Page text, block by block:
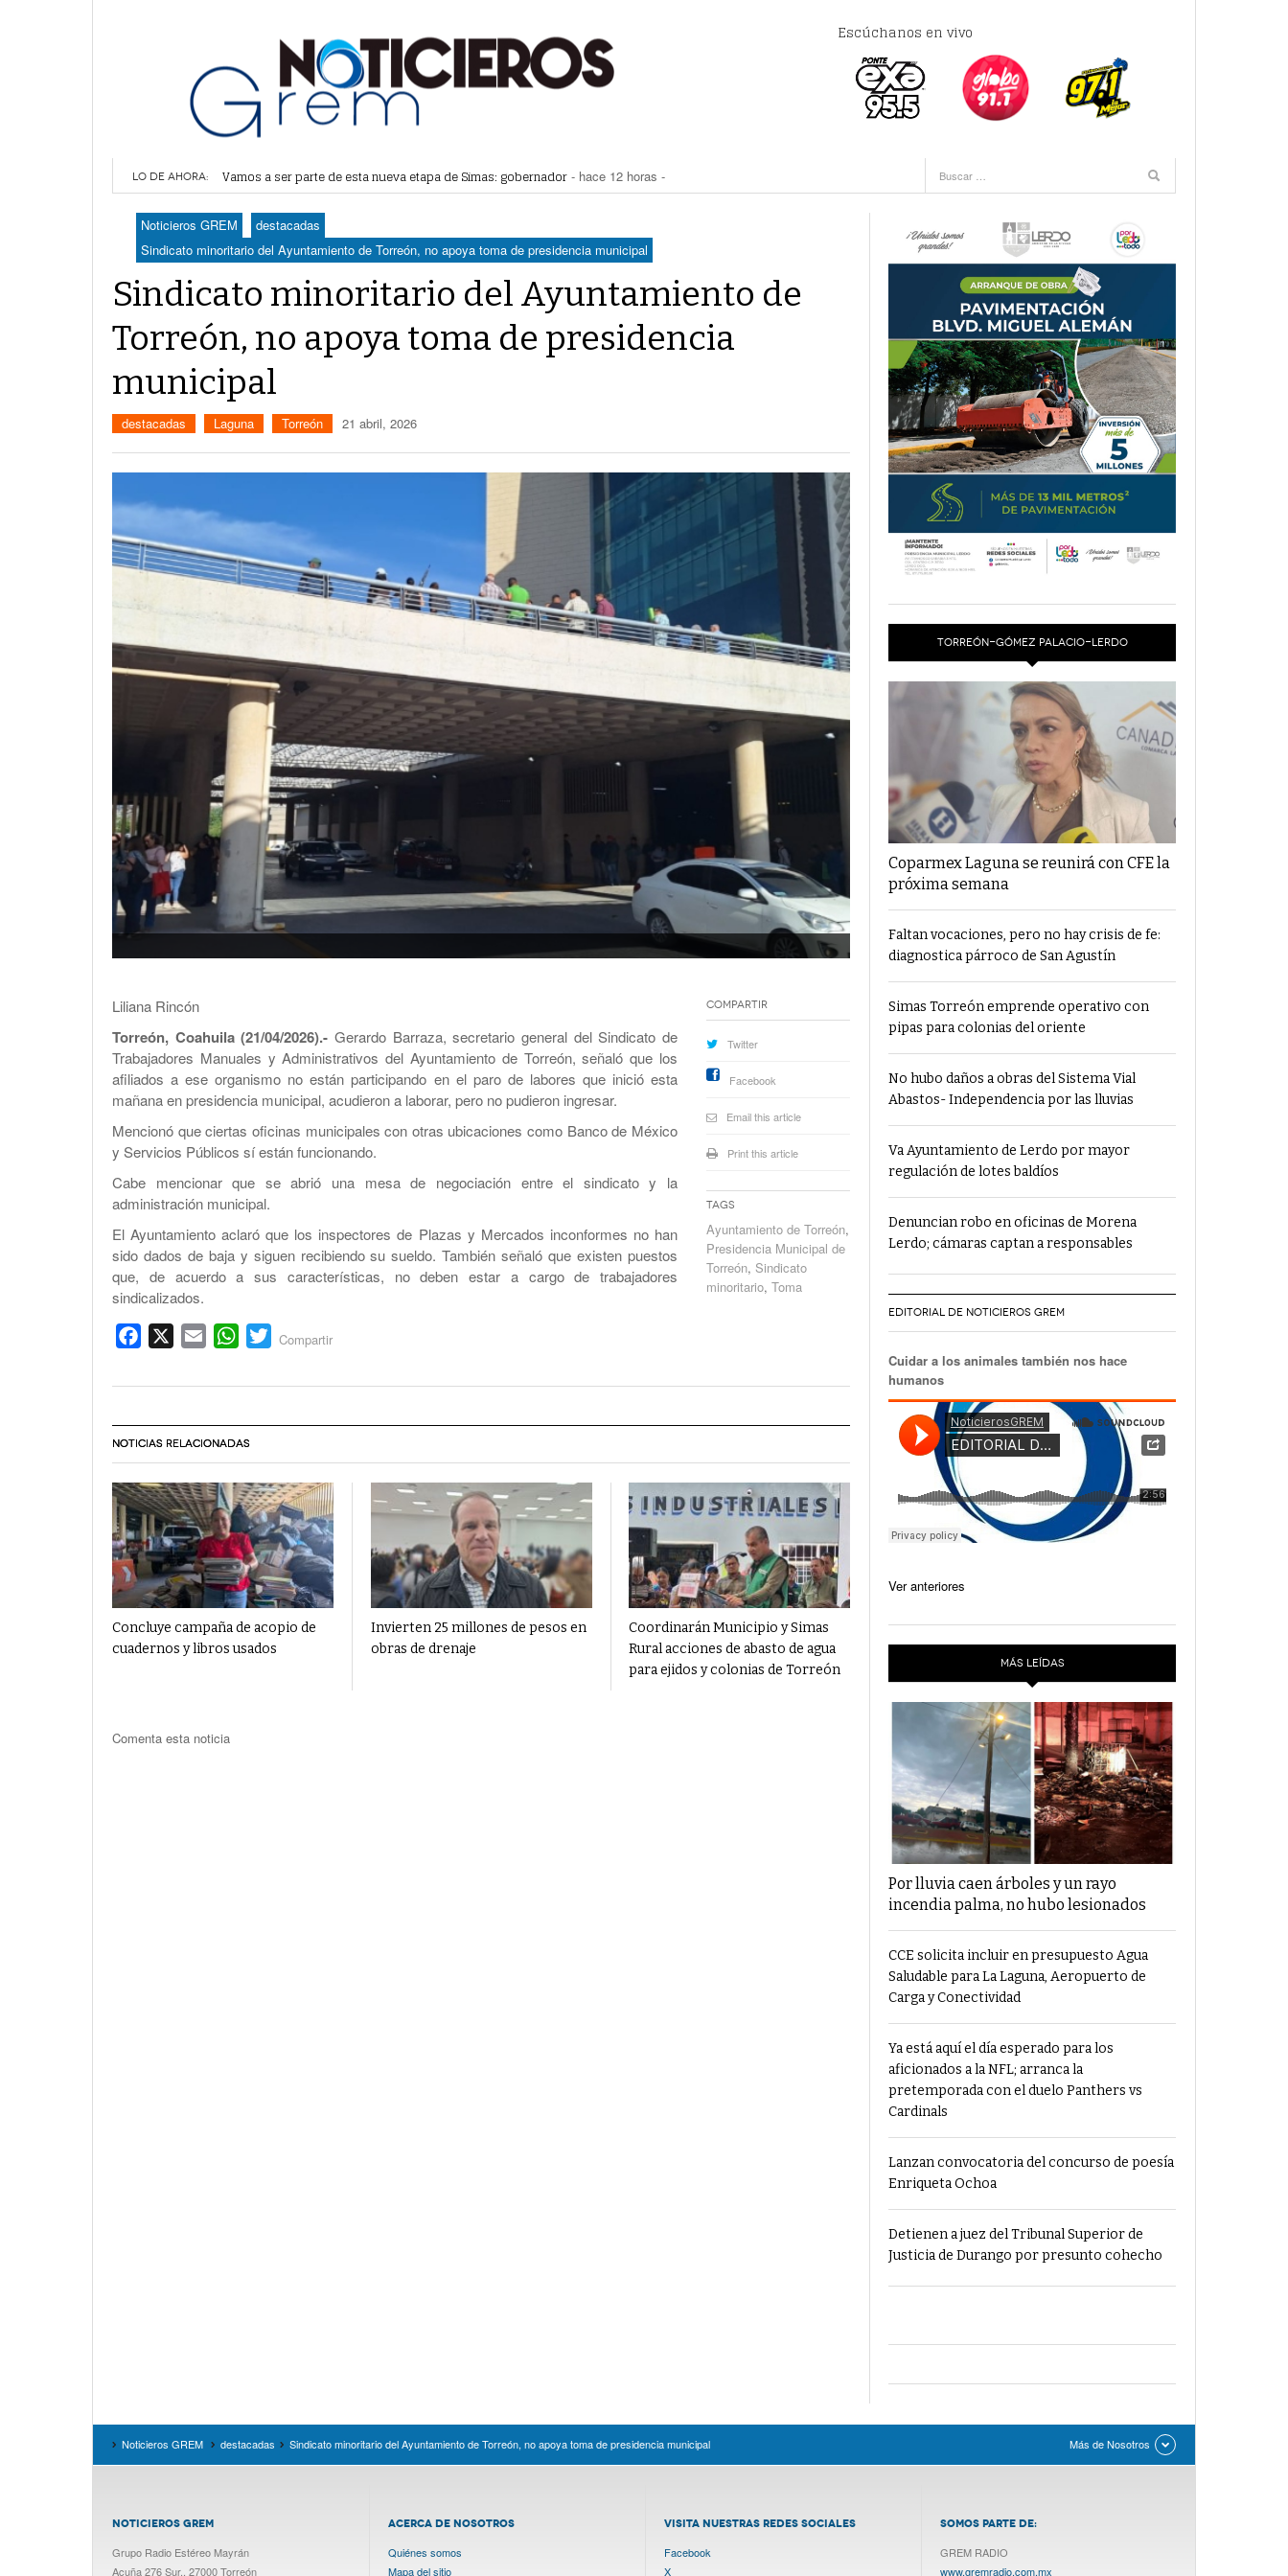
Escúchanos en vivo
LO DE AHORA: Vamos a ser parte de esta nueva etapa de Simas: gobernador - hace 12 horas -
Lerdo recibe mayor dotación de Agua Saludable; van por red para comunidades rurales- hace 12 horas -
Durango elegirá por insaculación y voto ciudadano a 50 jueces en 2028
Denuncian robo en oficinas de Morena Lerdo; cámaras captan a responsables
Va Ayuntamiento de Lerdo por mayor regulación de lotes baldíos- hace 13 horas -
Noticieros GREM
destacadas
Sindicato minoritario del Ayuntamiento de Torreón, no apoya toma de presidencia municipal
Sindicato minoritario del Ayuntamiento de
Torreón, no apoya toma de presidencia
municipal
destacadas Laguna Torreón 21 abril, 2026
Liliana Rincón
Torreón, Coahuila (21/04/2026).- Gerardo Barraza, secretario general del Sindicato de
Trabajadores Manuales y Administrativos del Ayuntamiento de Torreón, señaló que los
afiliados a ese organismo no están participando en el paro de labores que inició esta
mañana en presidencia municipal, acudieron a laborar, pero no pudieron ingresar.
Mencionó que ciertas oficinas municipales con otras ubicaciones como Banco de México
y Servicios Públicos sí están funcionando.
Cabe mencionar que se abrió una mesa de negociación entre el sindicato y la
administración municipal.
El Ayuntamiento aclaró que los inspectores de Plazas y Mercados inconformes no han
sido dados de baja y siguen recibiendo su sueldo. También señaló que existen puestos
que, de acuerdo a sus características, no deben estar a cargo de trabajadores
sindicalizados.
Facebook Email WhatsApp
Twitter
Compartir
Compartir
Twitter
Facebook
Email this article
Print this article
Tags
Ayuntamiento de Torreón,
Presidencia Municipal de
Torreón, Sindicato
minoritario, Toma
NOTICIAS RELACIONADAS
Concluye campaña de acopio de
cuadernos y libros usados
Invierten 25 millones de pesos en
obras de drenaje
Coordinarán Municipio y Simas
Rural acciones de abasto de agua
para ejidos y colonias de Torreón
Comenta esta noticia
TORREÓN-GÓMEZ PALACIO-LERDO
Coparmex Laguna se reunirá con CFE la
próxima semana
Faltan vocaciones, pero no hay crisis de fe:
diagnostica párroco de San Agustín
Simas Torreón emprende operativo con
pipas para colonias del oriente
No hubo daños a obras del Sistema Vial
Abastos- Independencia por las lluvias
Va Ayuntamiento de Lerdo por mayor
regulación de lotes baldíos
Denuncian robo en oficinas de Morena
Lerdo; cámaras captan a responsables
EDITORIAL DE NOTICIEROS GREM
Cuidar a los animales también nos hace
humanos
Ver anteriores
MÁS LEÍDAS
Por lluvia caen árboles y un rayo
incendia palma, no hubo lesionados
CCE solicita incluir en presupuesto Agua
Saludable para La Laguna, Aeropuerto de
Carga y Conectividad
Ya está aquí el día esperado para los
aficionados a la NFL; arranca la
pretemporada con el duelo Panthers vs
Cardinals
Lanzan convocatoria del concurso de poesía
Enriqueta Ochoa
Detienen a juez del Tribunal Superior de
Justicia de Durango por presunto cohecho
Noticieros GREM destacadas Sindicato minoritario del Ayuntamiento de Torreón, no apoya toma de presidencia municipal Más de Nosotros
NOTICIEROS GREM
Grupo Radio Estéreo Mayrán
Acuña 276 Sur., 27000 Torreón
ACERCA DE NOSOTROS
Quiénes somos
Mapa del sitio
VISITA NUESTRAS REDES SOCIALES
Facebook
X
SOMOS PARTE DE:
GREM RADIO
www.gremradio.com.mx